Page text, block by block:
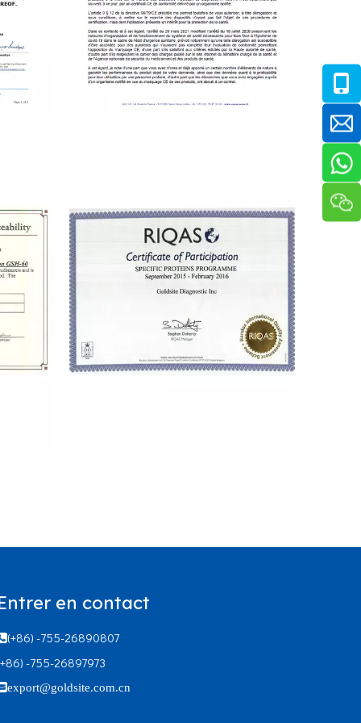
France Agréé ANSM
en contact
(+86) -755-26890807
-755-26897973
export@goldsite.com.cn